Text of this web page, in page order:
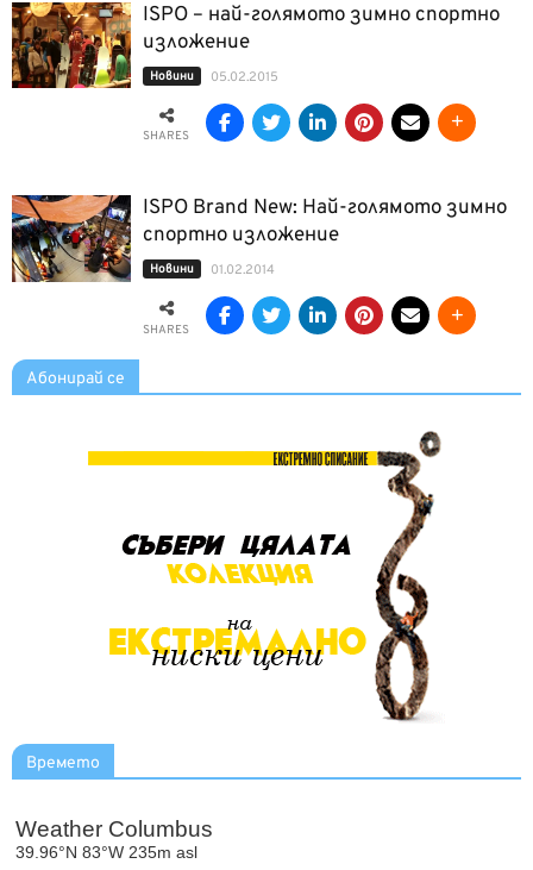
ISPO – най-голямото зимно спортно
изложение
Новини 05.02.2015
SHARES
ISPO Brand New: Най-голямото зимно
спортно изложение
Новини 01.02.2014
SHARES
Абонирай се
Времето